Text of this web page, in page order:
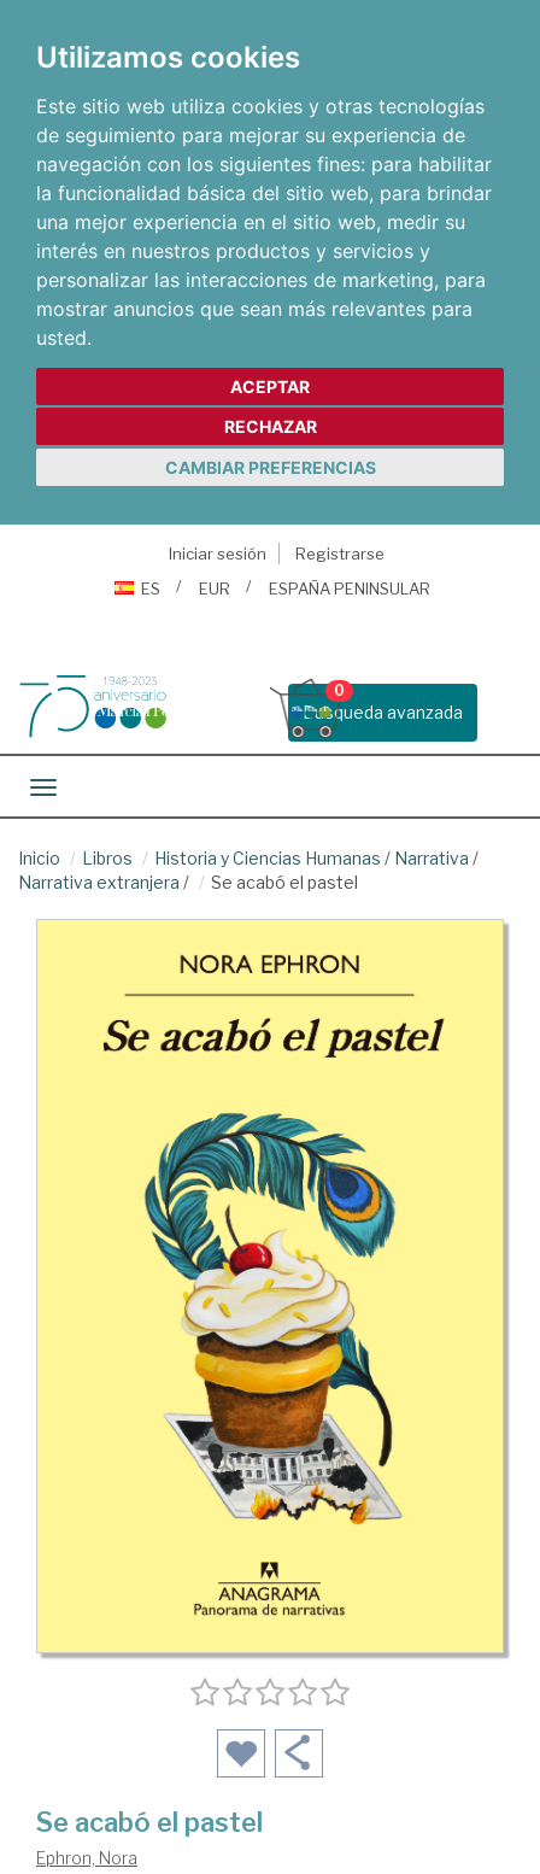
Utilizamos cookies
Este sitio web utiliza cookies y otras tecnologías
de seguimiento para mejorar su experiencia de
navegación con los siguientes fines: para habilitar
la funcionalidad básica del sitio web, para brindar
una mejor experiencia en el sitio web, medir su
interés en nuestros productos y servicios y
personalizar las interacciones de marketing, para
mostrar anuncios que sean más relevantes para
usted.
ACEPTAR
RECHAZAR
CAMBIAR PREFERENCIAS
Iniciar sesión
Registrarse
ES
EUR ESPAÑA PENINSULAR
Busqueda avanzada
0
Toggle navigation
Inicio Libros Historia y Ciencias Humanas / Narrativa /
Narrativa extranjera / Se acabó el pastel
Se acabó el pastel
Ephron, Nora